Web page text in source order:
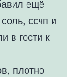
ещё
ссчп и
в гости к
плотно